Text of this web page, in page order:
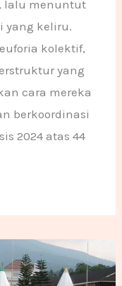
lalu menuntut
yang keliru.
kolektif,
yang
cara mereka
berkoordinasi
2024 atas 44
Fasilitas